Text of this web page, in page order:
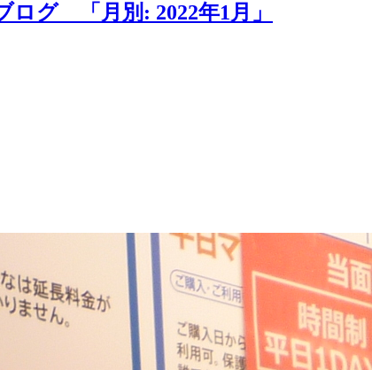
ログ 「月別: 2022年1月」